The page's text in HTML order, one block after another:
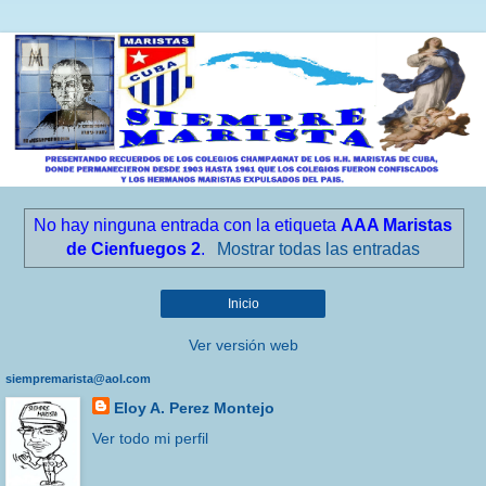
No hay ninguna entrada con la etiqueta AAA Maristas
de Cienfuegos 2. Mostrar todas las entradas
Inicio
Ver versión web
siempremarista@aol.com
Eloy A. Perez Montejo
Ver todo mi perfil